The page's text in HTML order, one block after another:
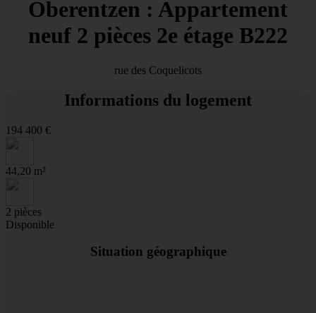
Oberentzen : Appartement
neuf 2 pièces 2e étage B222
rue des Coquelicots
Informations du logement
194 400 €
44,20 m²
2 pièces
Disponible
Situation géographique